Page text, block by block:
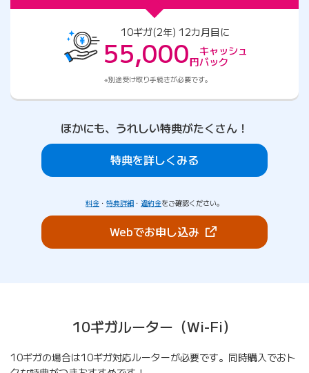
10ギガ(2年) 12カ月目に
55,000円
キャッシュ
バック
別途受け取り手続きが必要です。
ほかにも、うれしい特典がたくさん！
特典を詳しくみる
料金 ・ 特典詳細 ・ 違約金をご確認ください。
Webでお申し込み（新しいタブで開き
10ギガルーター（Wi-Fi）
10ギガの場合は10ギガ対応ルーターが必要です。同時購入でおト